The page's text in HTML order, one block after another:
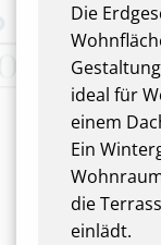
Die
ideal für
einem
Ein
die
einlädt.